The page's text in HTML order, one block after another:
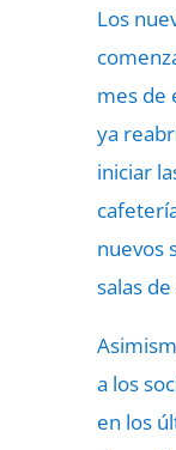
Los
mes de
ya
iniciar
nuevos
salas
a los
en los